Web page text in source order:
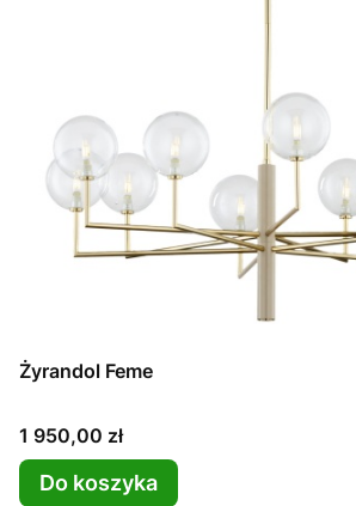
Żyrandol Feme
Cena
1 950,00 zł
Do koszyka